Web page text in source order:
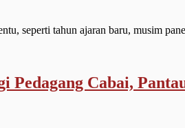
seperti tahun ajaran baru, musim
Pedagang Cabai,